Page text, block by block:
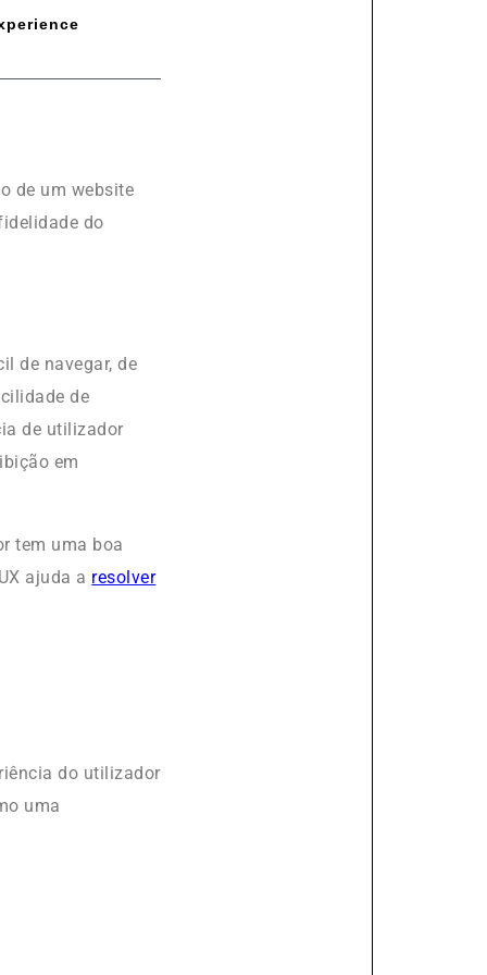
de um website
do
de navegar, de
de
de utilizador
em
tem uma boa
ajuda a resolver
do utilizador
uma